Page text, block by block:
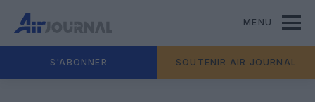
MENU
S'ABONNER SOUTENIR AIR JOURNAL